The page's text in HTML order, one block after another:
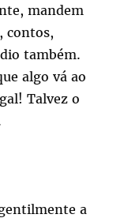
mandem
contos,
também.
algo vá ao
Talvez o
a